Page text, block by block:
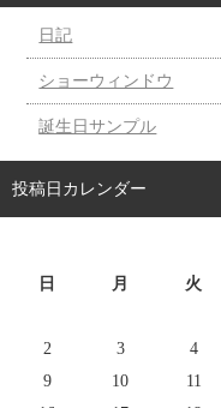
日記
ショーウィンドウ
誕生日サンプル
投稿日カレンダー
日 月 火
2
3 4
9
10 11